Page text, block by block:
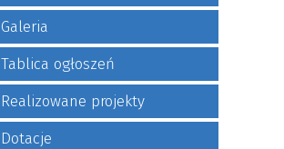
Galeria
Tablica ogłoszeń
Realizowane projekty
Dotacje